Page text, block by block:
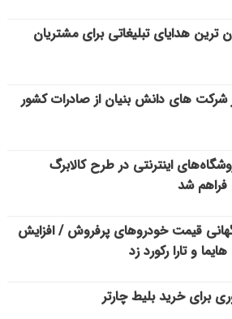
ترین هدایای تبلیغاتی برای مشتریان
شرکت های دانش بنیان از صادرات کشور
اینترنتی در طرح کالابرگ
فراهم شد
قیمت خودروهای پرفروش / افزایش
و تارا رکورد زد
برای خرید بلیط چارتر